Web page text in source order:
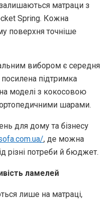
матраци з
Spring. Кожна
поверхня точніше
вибором є середня
підтримка
моделі з кокосовою
шарами.
для дому та бізнесу
, де можна
різні потреби й бюджет.
ламелей
лише на матраці,